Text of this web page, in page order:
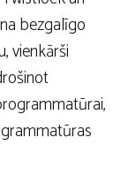
bezgalīgo
vienkārši